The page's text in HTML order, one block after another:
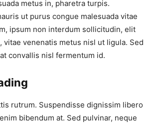
metus in, pharetra turpis.
ut purus congue malesuada vitae
ipsum non interdum sollicitudin, elit
vitae venenatis metus nisl ut ligula. Sed
convallis nisl fermentum id.
rutrum. Suspendisse dignissim libero
bibendum at. Sed pulvinar, neque